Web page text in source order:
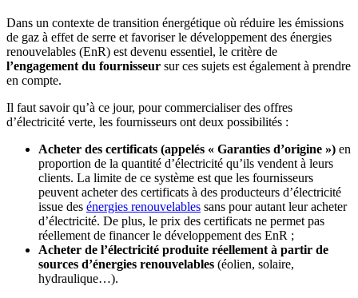
Dans un contexte de transition énergétique où réduire les émissions
de gaz à effet de serre et favoriser le développement des énergies
renouvelables (EnR) est devenu essentiel, le critère de
l’engagement du fournisseur sur ces sujets est également à prendre
en compte.
Il faut savoir qu’à ce jour, pour commercialiser des offres
d’électricité verte, les fournisseurs ont deux possibilités :
Acheter des certificats (appelés « Garanties d’origine ») en
proportion de la quantité d’électricité qu’ils vendent à leurs
clients. La limite de ce système est que les fournisseurs
peuvent acheter des certificats à des producteurs d’électricité
issue des énergies renouvelables sans pour autant leur acheter
d’électricité. De plus, le prix des certificats ne permet pas
réellement de financer le développement des EnR ;
Acheter de l’électricité produite réellement à partir de
sources d’énergies renouvelables (éolien, solaire,
hydraulique…).